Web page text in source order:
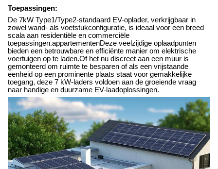
Toepassingen:
De 7kW Type1/Type2-standaard EV-oplader, verkrijgbaar in
zowel wand- als voetstukconfiguratie, is ideaal voor een breed
scala aan residentiële en commerciële
toepassingen.appartementenDeze veelzijdige oplaadpunten
bieden een betrouwbare en efficiënte manier om elektrische
voertuigen op te laden.Of het nu discreet aan een muur is
gemonteerd om ruimte te besparen of als een vrijstaande
eenheid op een prominente plaats staat voor gemakkelijke
toegang, deze 7 kW-laders voldoen aan de groeiende vraag
naar handige en duurzame EV-laadoplossingen.